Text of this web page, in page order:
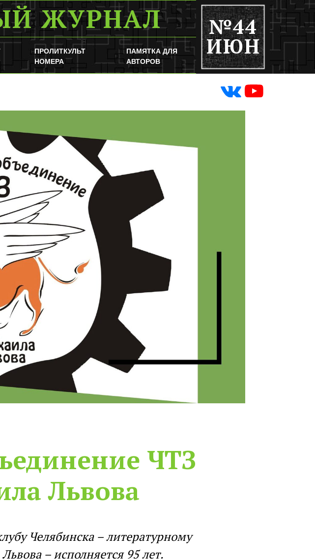
ЖУРНАЛ
ПРОЛИТКУЛЬТ
НОМЕРА
№44
ИЮН
ПАМЯТКА ДЛЯ
АВТОРОВ
ЧТЗ
Львова
Челябинска – литературному
– исполняется 95 лет.